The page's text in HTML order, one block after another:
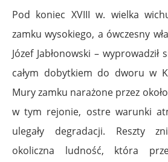
Pod koniec XVIII w. wielka
zamku wysokiego, a ówczesny
Józef Jabłonowski – wyprowadził
całym dobytkiem do dworu w
Mury zamku narażone przez
w tym rejonie, ostre warunki
ulegały degradacji. Reszty
okoliczna ludność, która